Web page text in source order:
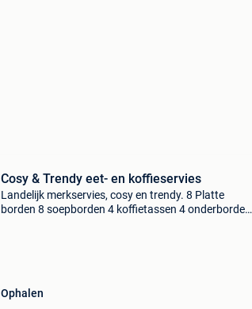
Cosy & Trendy eet- en koffieservies
Landelijk merkservies, cosy en trendy. 8 Platte
borden 8 soepborden 4 koffietassen 4 onderborden
Ophalen